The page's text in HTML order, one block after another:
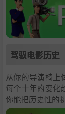
驾驭电影历史
从你的导演椅上
每个十年的变化
你能把历史性的